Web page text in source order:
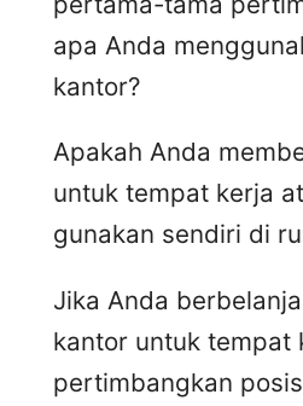
apa Anda
kantor?
Apakah Anda
untuk tempat kerja
gunakan sendiri di
Jika Anda
kantor untuk tempat
pertimbangkan